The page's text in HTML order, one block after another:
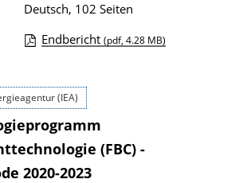
o
n
Deutsch, 102 Seiten
w
n
l
o
Endbericht (pdf, 4.28 MB)
(IEA)
(FBC) -
2020-2023